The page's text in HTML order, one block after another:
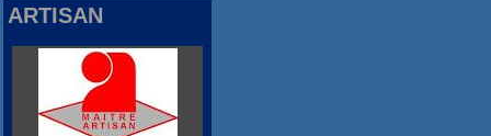
ARTISAN